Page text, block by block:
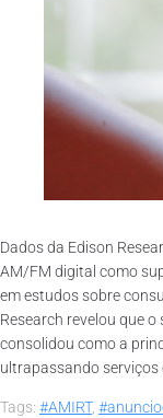
Dados da Edison
AM/FM digital como
em estudos sobre
Research revelou que
consolidou como a
ultrapassando serviços
Tags: #AMIRT,